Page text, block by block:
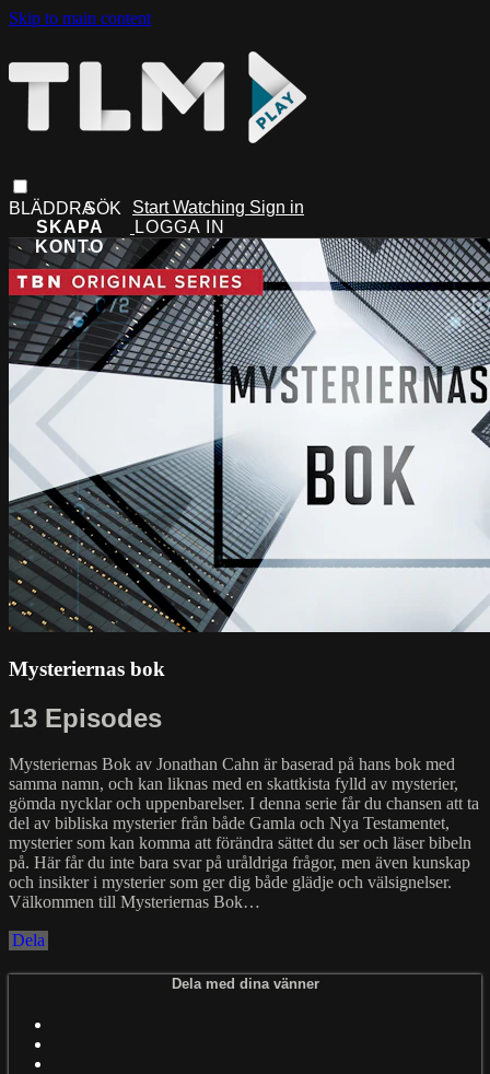
Skip to main content
Start Watching Sign in
Mysteriernas bok
13 Episodes
Mysteriernas Bok av Jonathan Cahn är baserad på hans bok med
samma namn, och kan liknas med en skattkista fylld av mysterier,
gömda nycklar och uppenbarelser. I denna serie får du chansen att ta
del av bibliska mysterier från både Gamla och Nya Testamentet,
mysterier som kan komma att förändra sättet du ser och läser bibeln
på. Här får du inte bara svar på uråldriga frågor, men även kunskap
och insikter i mysterier som ger dig både glädje och välsignelser.
Välkommen till Mysteriernas Bok…